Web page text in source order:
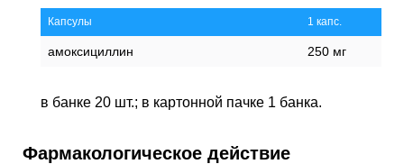
Капсулы 1 капс.
амоксициллин 250 мг
в банке 20 шт.; в картонной пачке 1 банка.
Фармакологическое действие